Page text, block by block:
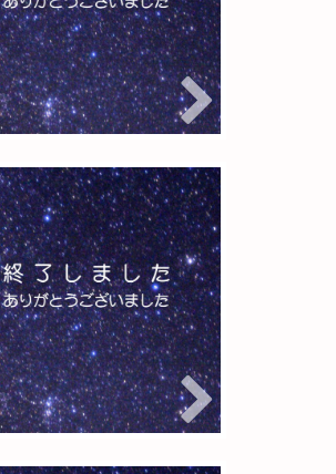
年11月7日
ガールの観測会
ン彗星を見よ
参加者募集中
年10月15日
ガールの観測会